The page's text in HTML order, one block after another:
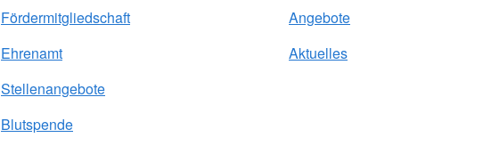
Fördermitgliedschaft
Ehrenamt
Stellenangebote
Blutspende
Angebote
Aktuelles